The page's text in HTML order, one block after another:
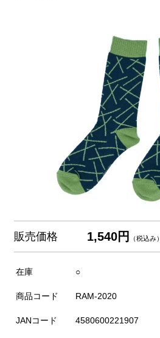
販売価格 1,540円 （税込み）
在庫 ○
商品コード RAM-2020
JANコード 4580600221907